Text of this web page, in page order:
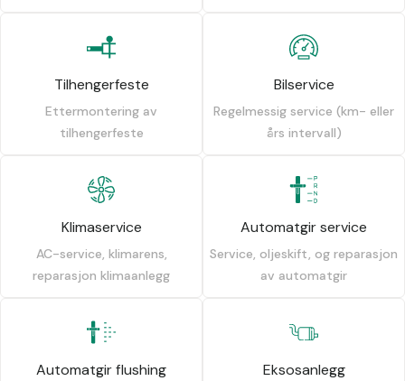
Tilhengerfeste
Ettermontering av
tilhengerfeste
Bilservice
Regelmessig service (km- eller
års intervall)
Klimaservice
AC-service, klimarens,
reparasjon klimaanlegg
Automatgir service
Service, oljeskift, og reparasjon
av automatgir
Automatgir flushing Eksosanlegg